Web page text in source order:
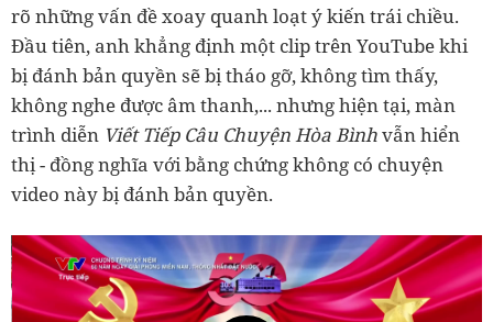
rõ những vấn đề xoay quanh loạt ý kiến trái chiều.
Đầu tiên, anh khẳng định một clip trên YouTube khi
bị đánh bản quyền sẽ bị tháo gỡ, không tìm thấy,
không nghe được âm thanh,... nhưng hiện tại, màn
trình diễn Viết Tiếp Câu Chuyện Hòa Bìnhvẫn hiển
thị - đồng nghĩa với bằng chứng không có chuyện
video này bị đánh bản quyền.